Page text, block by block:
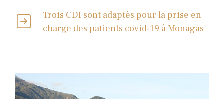
Trois CDI sont adaptés pour la prise en
charge des patients covid-19 à Monagas